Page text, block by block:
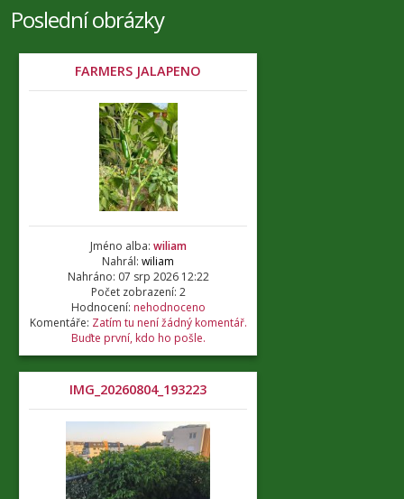
Poslední obrázky
FARMERS JALAPENO
Jméno alba: wiliam
Nahrál: wiliam
Nahráno: 07 srp 2026 12:22
Počet zobrazení: 2
Hodnocení: nehodnoceno
Komentáře: Zatím tu není žádný komentář.
Buďte první, kdo ho pošle.
IMG_20260804_193223